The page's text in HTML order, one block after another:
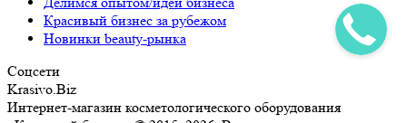
Красивый бизнес за рубежом
Новинки beauty-рынка
Соцсети
Krasivo.Biz
Интернет-магазин косметологического оборудования